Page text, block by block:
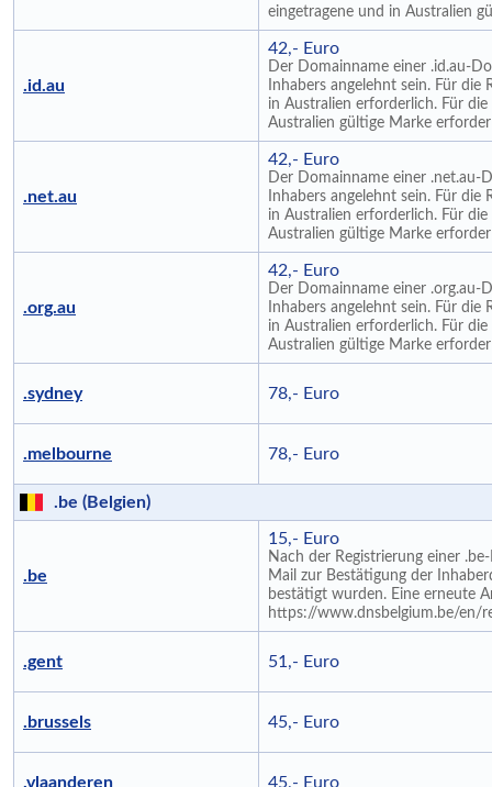
eingetragene und in Australien
.id.au
42,- Euro
Der Domainname einer .id.au-
Inhabers angelehnt sein. Für
in Australien erforderlich. Für
Australien gültige Marke
.net.au
42,- Euro
Der Domainname einer .net.au-
Inhabers angelehnt sein. Für
in Australien erforderlich. Für
Australien gültige Marke
.org.au
42,- Euro
Der Domainname einer .org.au-
Inhabers angelehnt sein. Für
in Australien erforderlich. Für
Australien gültige Marke
.sydney 78,- Euro
.melbourne 78,- Euro
.be (Belgien)
.be
15,- Euro
Nach der Registrierung einer
Mail zur Bestätigung der
bestätigt wurden. Eine erneute
https://www.dnsbelgium.be/en/
.gent 51,- Euro
.brussels 45,- Euro
.vlaanderen 45,- Euro